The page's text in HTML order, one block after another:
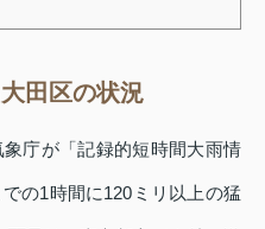
田区の状況
庁が「記録的短時間大雨情
の1時間に120ミリ以上の猛